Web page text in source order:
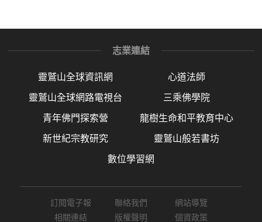
志業連結
靈鷲山全球資訊網 心道法師
靈鷲山全球網路電視台 三乘佛學院
青年佛門探索營 龍樹生命和平教育中心
新世紀宗教研究 靈鷲山般若書坊
數位學習網
訂閱電子報 聯絡我們
網站導覽
相關連結
版權聲明 個資政策